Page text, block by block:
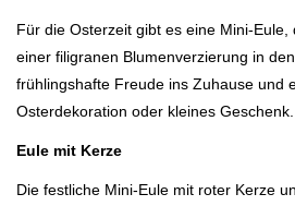
Für die Osterzeit gibt es eine Mini-
einer filigranen Blumenverzierung in
frühlingshafte Freude ins Zuhause und
Osterdekoration oder kleines Geschenk.
Eule mit Kerze
Die festliche Mini-Eule mit roter Kerze